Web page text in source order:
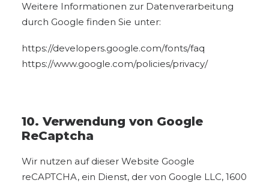
Weitere Informationen zur Datenverarbeitung
durch Google finden Sie unter:
https://developers.google.com/fonts/faq
https://www.google.com/policies/privacy/
10. Verwendung von Google
ReCaptcha
Wir nutzen auf dieser Website Google
reCAPTCHA, ein Dienst, der von Google LLC, 1600